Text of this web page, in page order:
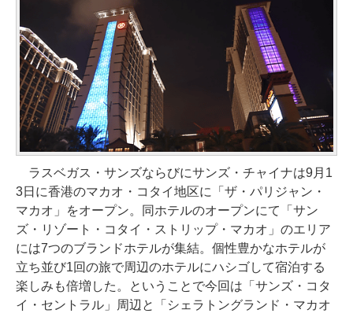
ラスベガス・サンズならびにサンズ・チャイナは9月1
3日に香港のマカオ・コタイ地区に「ザ・パリジャン・
マカオ」をオープン。同ホテルのオープンにて「サン
ズ・リゾート・コタイ・ストリップ・マカオ」のエリア
には7つのブランドホテルが集結。個性豊かなホテルが
立ち並び1回の旅で周辺のホテルにハシゴして宿泊する
楽しみも倍増した。ということで今回は「サンズ・コタ
イ・セントラル」周辺と「シェラトングランド・マカオ